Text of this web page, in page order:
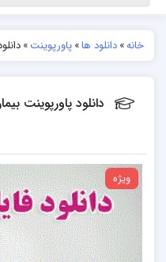
خانه»دانلود ها»پاورپوینت»
دانلود پاورپوینت
ویژه